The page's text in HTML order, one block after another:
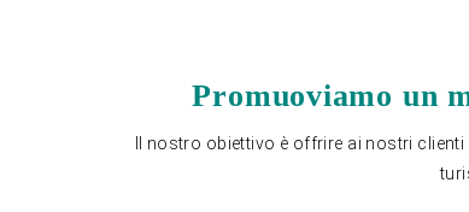
Promuoviamo un
Il nostro obiettivo è offrire ai nostri